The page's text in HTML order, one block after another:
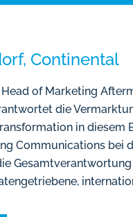
Continental
of Marketing
die
in diesem
Communications bei